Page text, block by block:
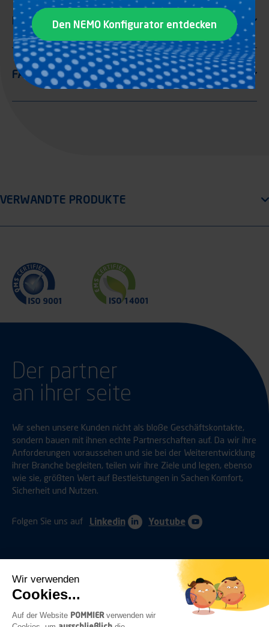
Wir verwenden
Cookies...
Auf der Website POMMIER verwenden wir
Der partner
an ihrer seite
Wir sehen unsere Kunden nicht als bloße Geschäftskontakte,
sondern bauen mit ihnen echte Partnerschaften auf. Da wir ihre
Anforderungen voraussehen und sie bei der Weiterentwicklung
ihrer Branche begleiten, teilen wir ihre Ziele und legen, ebenso
wie sie, größten Wert auf Bestleistungen in Sachen Komfort,
Sicherheit und Nutzen.
Folgen Sie uns auf Linkedin Youtube
SCHUTZVORRICHTUNGEN
Den NEMO Konfigurator entdecken